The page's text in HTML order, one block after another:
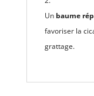
Un baume
favoriser la
grattage.